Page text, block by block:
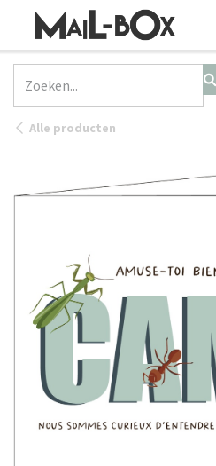
OVERSLAAN NAAR INHOUD
Alle producten